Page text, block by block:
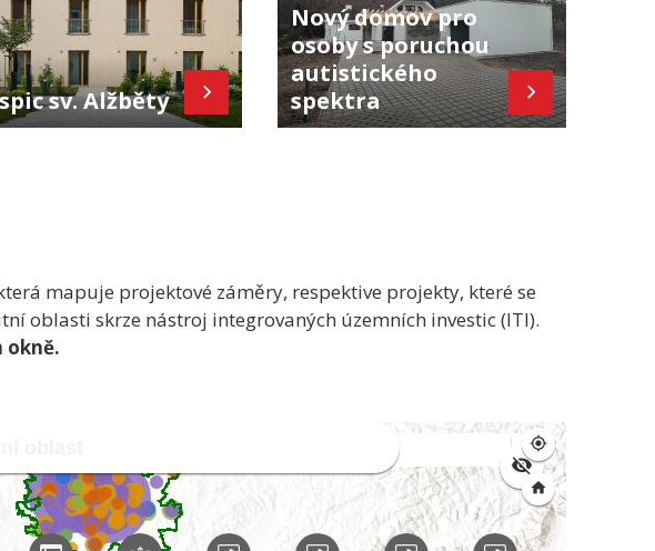
sv. Alžběty
Nový domov pro
osoby s poruchou
autistického
spektra
mapuje projektové záměry, respektive projekty, které se
oblasti skrze nástroj integrovaných územních investic (ITI).
okně.